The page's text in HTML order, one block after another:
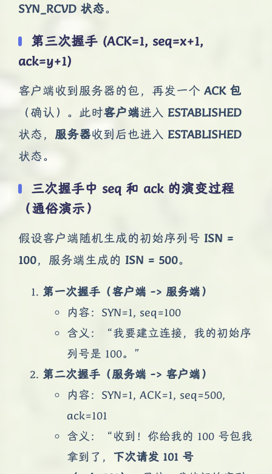
SYN_RCVD 状态。
第三次握手 (ACK=1, seq=x+1,
ack=y+1)
客户端收到服务器的包，再发一个 ACK 包
（确认）。此时客户端进入 ESTABLISHED
状态， 服务器收到后也进入 ESTABLISHED
状态。
三次握手中 seq 和 ack 的演变过程
（通俗演示）
假设客户端随机生成的初始序列号 ISN =
100，服务端生成的 ISN = 500。
第一次握手（客户端 -> 服务端）
内容：SYN=1, seq=100
含义：“我要建立连接，我的初始序
列号是 100。”
第二次握手（服务端 -> 客户端）
内容：SYN=1, ACK=1, seq=500,
ack=101
含义：“收到！你给我的 100 号包我
拿到了， 下次请发 101 号